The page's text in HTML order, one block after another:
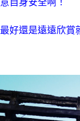
意自身安全啊！
最好還是遠遠欣賞